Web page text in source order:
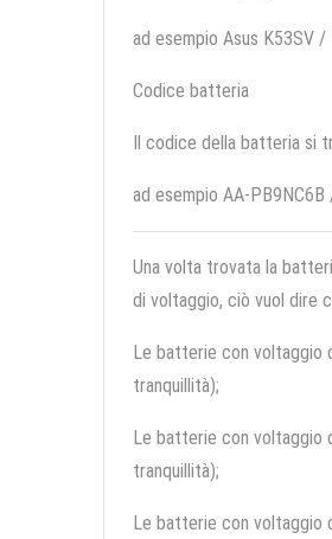
ad esempio Asus K53SV
Codice batteria
Il codice della batteria si
ad esempio AA-
Una volta trovata la
di voltaggio, ciò vuol dire
Le batterie con voltaggio
tranquillità);
Le batterie con voltaggio
tranquillità);
Le batterie con voltaggio